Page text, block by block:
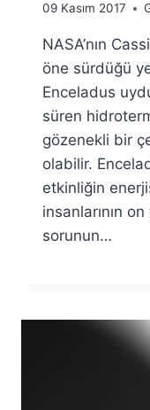
By
Fuat
Özyar
09 Kasım 2017
NASA’nın
öne sürdüğü
Enceladus
süren
gözenekli bir
olabilir.
etkinliğin
insanlarının on
sorunun…